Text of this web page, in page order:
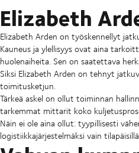
Elizabeth
Elizabeth Arden on työskennellyt
Kauneus ja ylellisyys ovat aina
huolenaiheita. Sen on saatettava
Siksi Elizabeth Arden on tehnyt
toimitusketjun.
Tärkeä askel on ollut toiminnan
tarkemmat mittarit koko
Näin ei ole aina ollut: tyypillisesti
logistiikkajärjestelmäksi vain